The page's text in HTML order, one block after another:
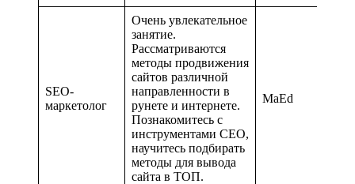
SEO-
маркетолог
Очень увлекательное
занятие.
Рассматриваются
методы продвижения
сайтов различной
направленности в
рунете и интернете.
Познакомитесь с
инструментами СЕО,
научитесь подбирать
методы для вывода
сайта в ТОП.
MaEd